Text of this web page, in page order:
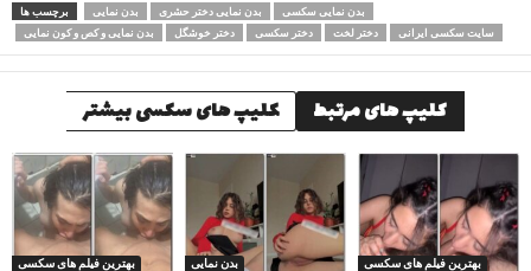
برچسب ها بدن نمایی بدن نمایی دختر حشری
بدن نمایی سکسی
بدن نمایی و کص و کون نمایی
دختر خوشگل دختر سکسی دختر لخت سایت سکسی ایرانی
کلیپ های مرتبط کلیپ های سکسی بیشتر
بهترین فیلم های سکسی بدن نمایی بهترین فیلم های سکسی